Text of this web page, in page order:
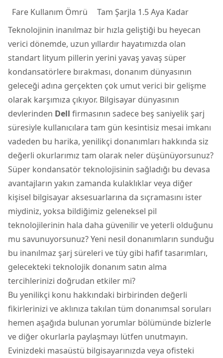
Fare Kullanım Ömrü
Tam Şarjla 1.5 Aya Kadar
Teknolojinin inanılmaz bir hızla geliştiği bu heyecan
verici dönemde, uzun yıllardır hayatımızda olan
standart lityum pillerin yerini yavaş yavaş süper
kondansatörlere bırakması, donanım dünyasının
geleceği adına gerçekten çok umut verici bir gelişme
olarak karşımıza çıkıyor. Bilgisayar dünyasının
devlerinden Dell firmasının sadece beş saniyelik şarj
süresiyle kullanıcılara tam gün kesintisiz mesai imkanı
vadeden bu harika, yenilikçi donanımları hakkında siz
değerli okurlarımız tam olarak neler düşünüyorsunuz?
Süper kondansatör teknolojisinin sağladığı bu devasa
avantajların yakın zamanda kulaklıklar veya diğer
kişisel bilgisayar aksesuarlarına da sıçramasını ister
miydiniz, yoksa bildiğimiz geleneksel pil
teknolojilerinin hala daha güvenilir ve yeterli olduğunu
mu savunuyorsunuz? Yeni nesil donanımların sunduğu
bu inanılmaz şarj süreleri ve tüy gibi hafif tasarımları,
gelecekteki teknolojik donanım satın alma
tercihlerinizi doğrudan etkiler mi?
Bu yenilikçi konu hakkındaki birbirinden değerli
fikirlerinizi ve aklınıza takılan tüm donanımsal soruları
hemen aşağıda bulunan yorumlar bölümünde bizlerle
ve diğer okurlarla paylaşmayı lütfen unutmayın.
Evinizdeki masaüstü bilgisayarınızda veya ofisteki